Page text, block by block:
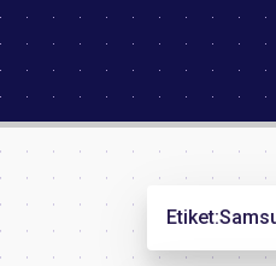
Etiket: